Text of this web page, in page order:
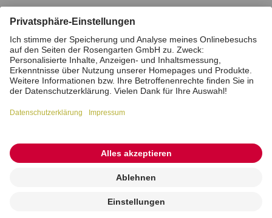
Impressum Datenschutz
Stiftung
Interne Meldestelle
Zahlungsmittel
Barrierefreiheitserklärung
Vertrag widerrufen
© 2026 ROSENGARTEN-Tierbestattung